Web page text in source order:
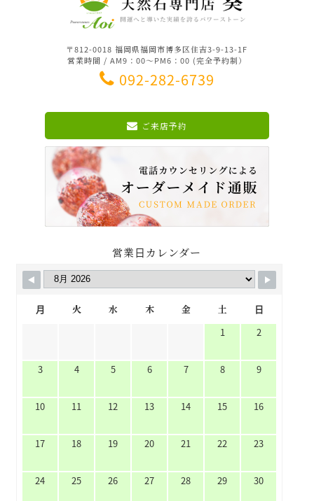
〒812-0018 福岡県福岡市博多区住吉3-9-13-1F
営業時間 / AM9：00～PM6：00 (完全予約制）
092-282-6739
ご来店予約
営業日カレンダー
月 火 水 木 金 土
日
1
2
3 4 5 6 7 8 9
10 11 12 13 14 15 16
17 18 19 20 21 22 23
24 25 26 27 28 29 30